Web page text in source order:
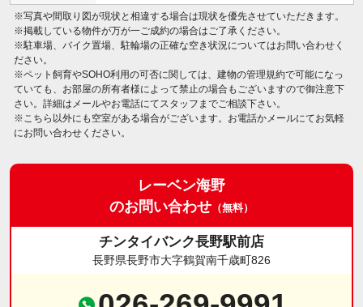
※写真や間取り図が現状と相違する場合は現状を優先させていただきます。
※掲載している物件が万が一ご成約の場合はご了承ください。
※駐車場、バイク置場、駐輪場の正確な空き状況についてはお問い合わせく
ださい。
※ペット飼育やSOHO利用の可否に関しては、建物の管理規約で可能になっ
ていても、お部屋の所有者様によって禁止の場合もございますので御注意下
さい。詳細はメールやお電話にてスタッフまでご相談下さい。
※こちら以外にも空室がある場合がございます。お電話かメールにてお気軽
にお問い合わせください。
レーベン海野
のお問い合わせ （無料）
チンタイバンク長野駅前店
長野県長野市大字鶴賀南千歳町826